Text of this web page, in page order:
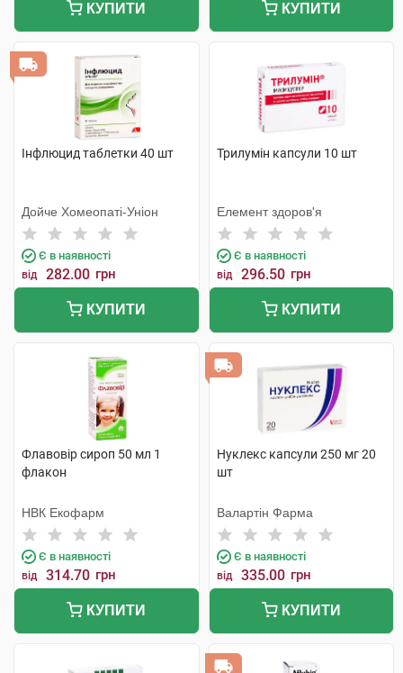
КУПИТИ КУПИТИ
Інфлюцид таблетки 40 шт
Дойче Хомеопаті-Уніон
Є в наявності
від 282.00 грн
КУПИТИ
Трилумін капсули 10 шт
Елемент здоров'я
Є в наявності
від 296.50 грн
КУПИТИ
Флавовір сироп 50 мл 1
флакон
НВК Екофарм
Є в наявності
від 314.70 грн
КУПИТИ
Нуклекс капсули 250 мг 20
шт
Валартін Фарма
Є в наявності
від 335.00 грн
КУПИТИ